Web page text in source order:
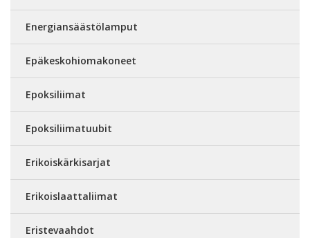
Energiansäästölamput
Epäkeskohiomakoneet
Epoksiliimat
Epoksiliimatuubit
Erikoiskärkisarjat
Erikoislaattaliimat
Eristevaahdot